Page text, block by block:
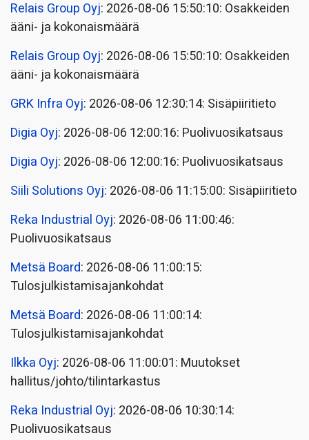
Relais Group Oyj: 2026-08-06 15:50:10: Osakkeiden
ääni- ja kokonaismäärä
Relais Group Oyj: 2026-08-06 15:50:10: Osakkeiden
ääni- ja kokonaismäärä
GRK Infra Oyj: 2026-08-06 12:30:14: Sisäpiiritieto
Digia Oyj: 2026-08-06 12:00:16: Puolivuosikatsaus
Digia Oyj: 2026-08-06 12:00:16: Puolivuosikatsaus
Siili Solutions Oyj: 2026-08-06 11:15:00: Sisäpiiritieto
Reka Industrial Oyj: 2026-08-06 11:00:46:
Puolivuosikatsaus
Metsä Board: 2026-08-06 11:00:15:
Tulosjulkistamisajankohdat
Metsä Board: 2026-08-06 11:00:14:
Tulosjulkistamisajankohdat
Ilkka Oyj: 2026-08-06 11:00:01: Muutokset
hallitus/johto/tilintarkastus
Reka Industrial Oyj: 2026-08-06 10:30:14:
Puolivuosikatsaus